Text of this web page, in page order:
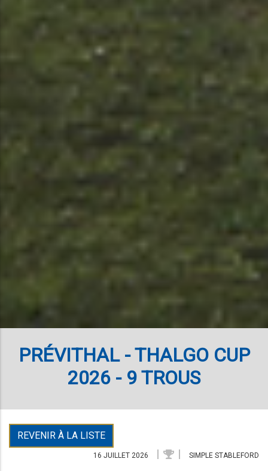
PRÉVITHAL - THALGO CUP
2026 - 9 TROUS
REVENIR À LA LISTE
16 JUILLET 2026 SIMPLE STABLEFORD